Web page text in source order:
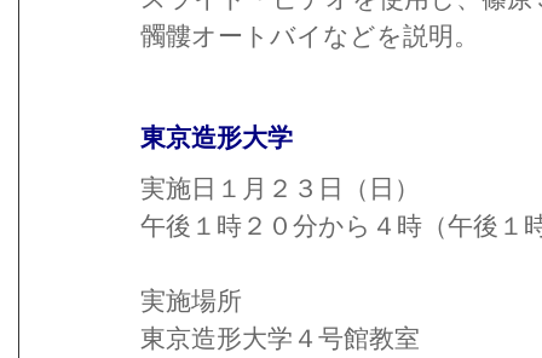
髑髏オートバイなどを説明。
東京造形大学
実施日１月２３日（日）
午後１時２０分から４時（午後１
実施場所
東京造形大学４号館教室